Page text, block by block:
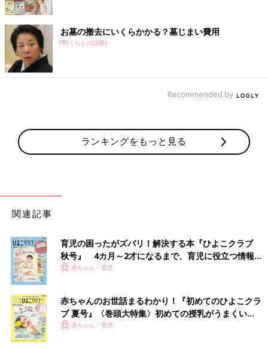
お墓の撤去にいくらかかる？墓じまい費用
PR(くらしの話題)
Recommended by
ランキングをもっと見る
関連記事
育児の困ったがズバリ！解決する本『ひよこクラブ
秋号』 4カ月～2才になるまで、育児に役立つ情報が
いっぱい！
赤ちゃん・育児
赤ちゃんのお世話まるわかり！『初めてのひよこクラ
ブ 夏号』〈巻頭大特集〉初めての授乳がうまくい
く！ おっぱい・ミルクの基本と夏のトラブル 解決テ
赤ちゃん・育児